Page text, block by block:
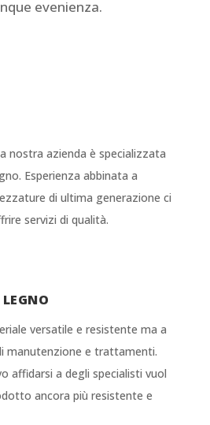
evenienza.
nostra azienda è specializzata
Esperienza abbinata a
di ultima generazione ci
servizi di qualità.
versatile e resistente ma a
manutenzione e trattamenti.
affidarsi a degli specialisti vuol
ancora più resistente e